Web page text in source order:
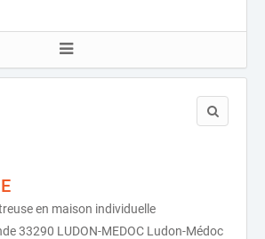
en maison individuelle
33290 LUDON-MEDOC Ludon-Médoc